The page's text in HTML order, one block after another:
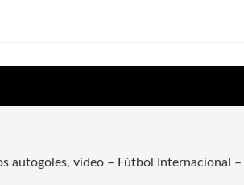
autogoles, video – Fútbol Internacional